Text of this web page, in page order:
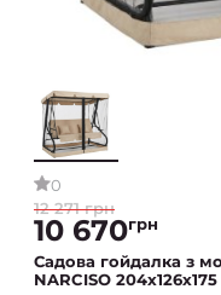
0
12 271 грн
10 670грн
Садова гойдалка з
NARCISO